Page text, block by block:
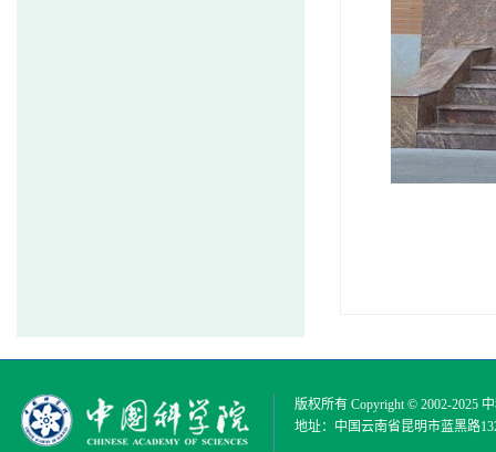
版权所有 Copyright © 2002-2025
地址：中国云南省昆明市蓝黑路